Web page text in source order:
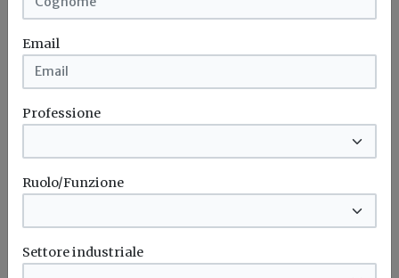
Abuso edilizio a 2 metri dall'autostrada:
il Tar Lazio esclude la sanabilità
L’immobile abusivo ubicato ad una distanza di 2,20 metri
Email
Professione
Ruolo/Funzione
Settore industriale